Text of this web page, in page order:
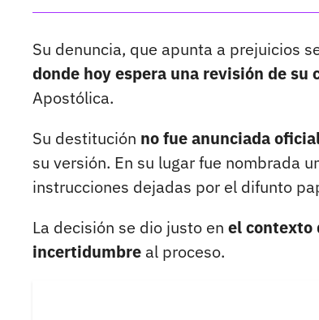
Su denuncia, que apunta a prejuicios
donde hoy espera una revisión de
Apostólica.
Su destitución no fue anunciada
su versión. En su lugar fue nombrada
instrucciones dejadas por el difunto
La decisión se dio justo en el contexto
incertidumbre al proceso.